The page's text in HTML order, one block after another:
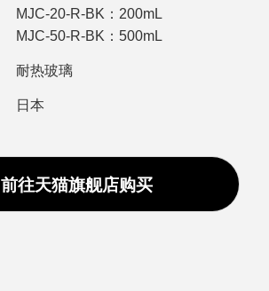
MJC-20-R-BK：200mL
MJC-50-R-BK：500mL
耐热玻璃
日本
前往天猫旗舰店购买